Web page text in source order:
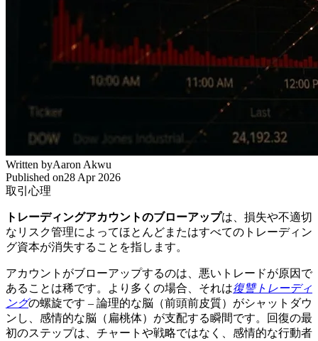
Written byAaron Akwu
Published on28 Apr 2026
取引心理
トレーディングアカウントのブローアップは、損失や不適切
なリスク管理によってほとんどまたはすべてのトレーディン
グ資本が消失することを指します。
アカウントがブローアップするのは、悪いトレードが原因で
あることは稀です。より多くの場合、それは復讐トレーディ
ングの螺旋です – 論理的な脳（前頭前皮質）がシャットダウ
ンし、感情的な脳（扁桃体）が支配する瞬間です。回復の最
初のステップは、チャートや戦略ではなく、感情的な行動者